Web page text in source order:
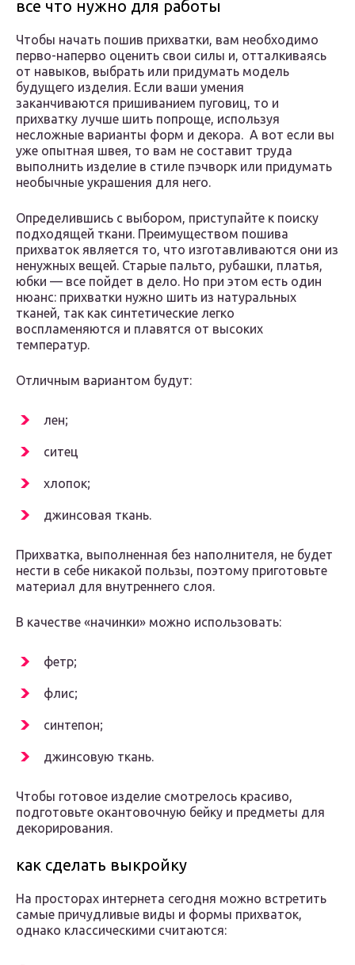
все что нужно для работы
Чтобы начать пошив прихватки, вам необходимо
перво-наперво оценить свои силы и, отталкиваясь
от навыков, выбрать или придумать модель
будущего изделия. Если ваши умения
заканчиваются пришиванием пуговиц, то и
прихватку лучше шить попроще, используя
несложные варианты форм и декора. А вот если вы
уже опытная швея, то вам не составит труда
выполнить изделие в стиле пэчворк или придумать
необычные украшения для него.
Определившись с выбором, приступайте к поиску
подходящей ткани. Преимуществом пошива
прихваток является то, что изготавливаются они из
ненужных вещей. Старые пальто, рубашки, платья,
юбки — все пойдет в дело. Но при этом есть один
нюанс: прихватки нужно шить из натуральных
тканей, так как синтетические легко
воспламеняются и плавятся от высоких
температур.
Отличным вариантом будут:
лен;
ситец
хлопок;
джинсовая ткань.
Прихватка, выполненная без наполнителя, не будет
нести в себе никакой пользы, поэтому приготовьте
материал для внутреннего слоя.
В качестве «начинки» можно использовать:
фетр;
флис;
синтепон;
джинсовую ткань.
Чтобы готовое изделие смотрелось красиво,
подготовьте окантовочную бейку и предметы для
декорирования.
как сделать выкройку
На просторах интернета сегодня можно встретить
самые причудливые виды и формы прихваток,
однако классическими считаются: